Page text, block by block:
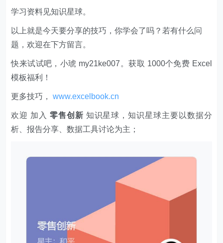
学习资料见知识星球。
以上就是今天要分享的技巧，你学会了吗？若有什么问
题，欢迎在下方留言。
快来试试吧，小琥 my21ke007。获取 1000个免费 Excel
模板福利​​​​！
更多技巧，www.excelbook.cn
欢迎 加入 零售创新 知识星球，知识星球主要以数据分
析、报告分享、数据工具讨论为主；